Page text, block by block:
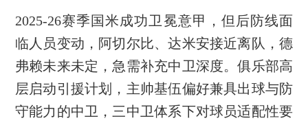
2025-26赛季国米成功卫冕意甲，但后防线面
临人员变动，阿切尔比、达米安接近离队，德
弗赖未来未定，急需补充中卫深度。俱乐部高
层启动引援计划，主帅基伍偏好兼具出球与防
守能力的中卫，三中卫体系下对球员适配性要